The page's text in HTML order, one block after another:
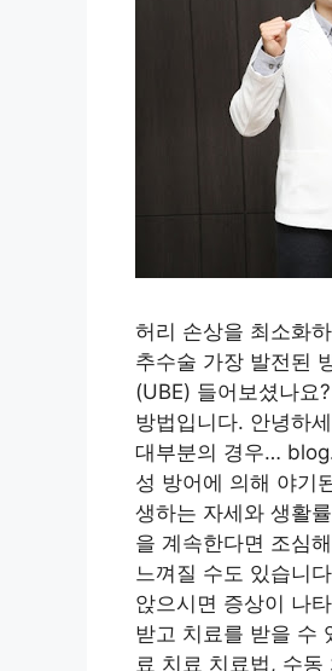
허리 손상을 최소화
추수술 가장 발전된
(UBE) 들어보셨나요
방법입니다. 안녕하
대부분의 경우…
성 방어에 의해 야기
생하는 자세와 생활
을 계속한다면 조심
느껴질 수도 있습니
앉으시면 증상이 나
받고 치료를 받을 수
료 치료 치료법, 수